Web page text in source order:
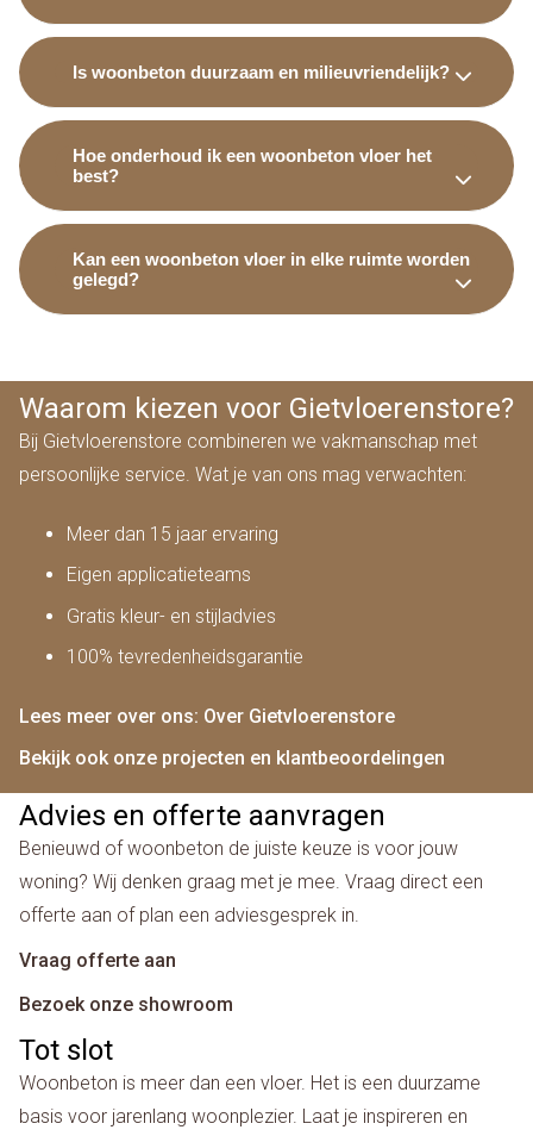
Is woonbeton duurzaam en milieuvriendelijk?
Hoe onderhoud ik een woonbeton vloer het
best?
Kan een woonbeton vloer in elke ruimte worden
gelegd?
Waarom kiezen voor Gietvloerenstore?
Bij Gietvloerenstore combineren we vakmanschap met
persoonlijke service. Wat je van ons mag verwachten:
Meer dan 15 jaar ervaring
Eigen applicatieteams
Gratis kleur- en stijladvies
100% tevredenheidsgarantie
Lees meer over ons: Over Gietvloerenstore
Bekijk ook onze projecten en klantbeoordelingen
Advies en offerte aanvragen
Benieuwd of woonbeton de juiste keuze is voor jouw
woning? Wij denken graag met je mee. Vraag direct een
offerte aan of plan een adviesgesprek in.
Vraag offerte aan
Bezoek onze showroom
Tot slot
Woonbeton is meer dan een vloer. Het is een duurzame
basis voor jarenlang woonplezier. Laat je inspireren en